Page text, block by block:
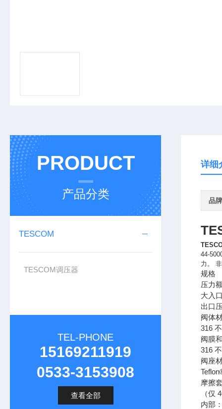
PRODUCT
产品分类
TESCOM
TESCOM调压器
TEL-PHONE
15169211919
0533-3153908
查看全部
详细
品牌
44-
力。
规格
压力
大入
出口
阀体
316
阀膜
316
阀座
摩擦
（仅
内部